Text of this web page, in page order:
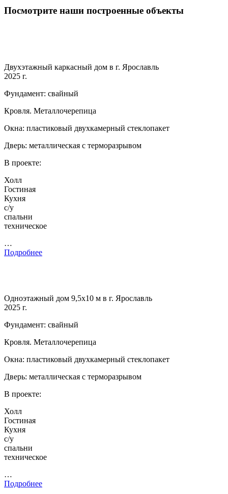
Посмотрите наши построенные объекты
Двухэтажный каркасный дом в г. Ярославль
2025 г.
Фундамент: свайный
Кровля. Металлочерепица
Окна: пластиковый двухкамерный стеклопакет
Дверь: металлическая с терморазрывом
В проекте:
Холл
Гостиная
Кухня
с/у
спальни
техническое
…
Подробнее
Одноэтажный дом 9,5х10 м в г. Ярославль
2025 г.
Фундамент: свайный
Кровля. Металлочерепица
Окна: пластиковый двухкамерный стеклопакет
Дверь: металлическая с терморазрывом
В проекте:
Холл
Гостиная
Кухня
с/у
спальни
техническое
…
Подробнее